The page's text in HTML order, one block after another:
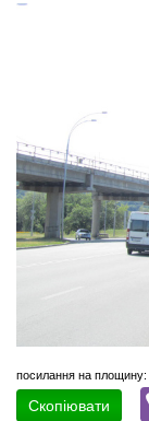
посилання на площину:
Скопіювати